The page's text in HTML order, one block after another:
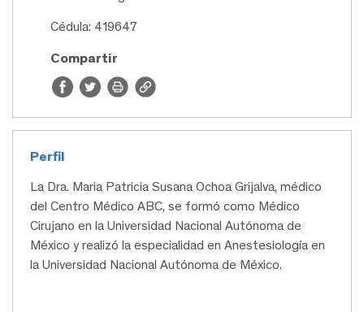
Cédula: 419647
Compartir
Perfil
La Dra. Maria Patricia Susana Ochoa Grijalva, médico
del Centro Médico ABC, se formó como Médico
Cirujano en la Universidad Nacional Autónoma de
México y realizó la especialidad en Anestesiología en
la Universidad Nacional Autónoma de México.